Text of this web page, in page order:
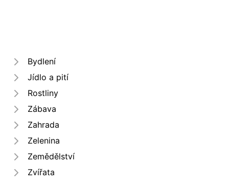
Bydlení
Jídlo a pití
Rostliny
Zábava
Zahrada
Zelenina
Zemědělství
Zvířata